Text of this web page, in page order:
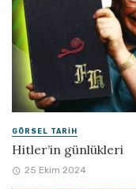
GÖRSEL TARIH
Hitler’in günlükleri
25 Ekim 2024